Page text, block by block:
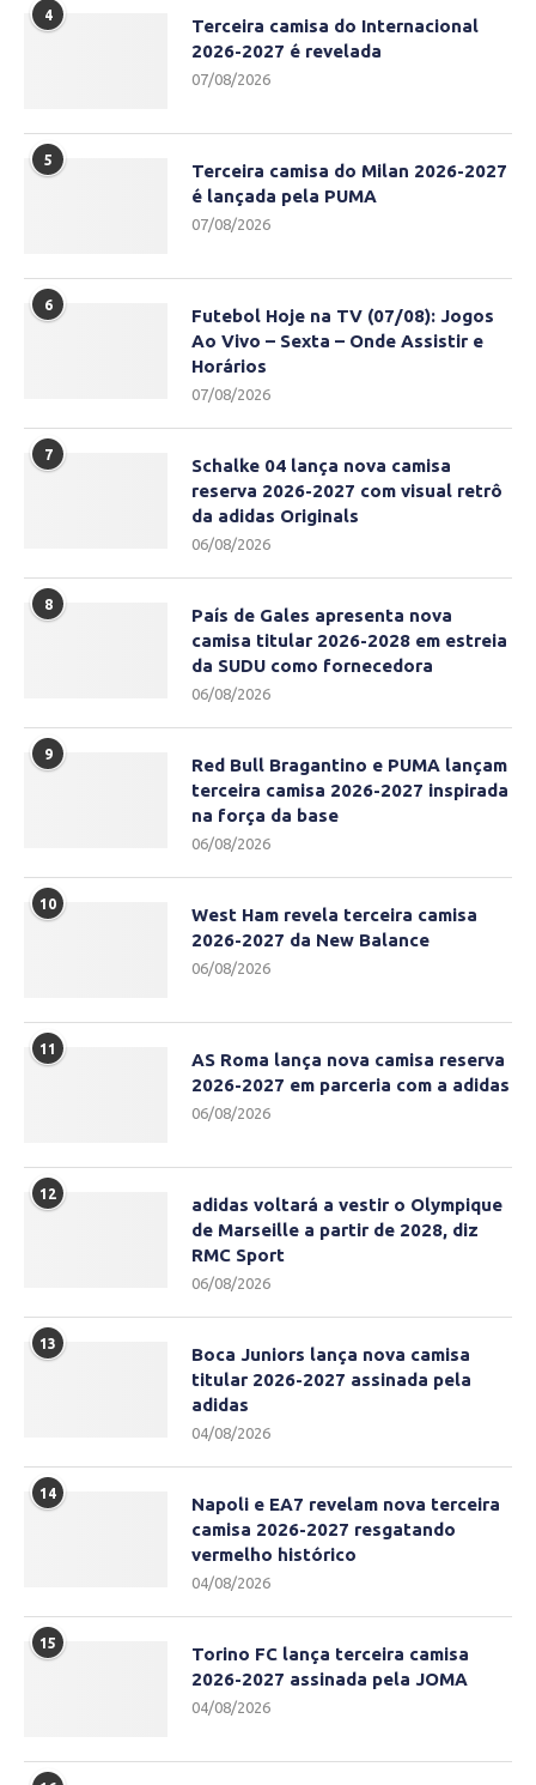
4
Terceira camisa do Internacional
2026-2027 é revelada
07/08/2026
5
Terceira camisa do Milan 2026-2027
é lançada pela PUMA
07/08/2026
6
Futebol Hoje na TV (07/08): Jogos
Ao Vivo – Sexta – Onde Assistir e
Horários
07/08/2026
7
Schalke 04 lança nova camisa
reserva 2026-2027 com visual retrô
da adidas Originals
06/08/2026
8
País de Gales apresenta nova
camisa titular 2026-2028 em estreia
da SUDU como fornecedora
06/08/2026
9
Red Bull Bragantino e PUMA lançam
terceira camisa 2026-2027 inspirada
na força da base
06/08/2026
10
West Ham revela terceira camisa
2026-2027 da New Balance
06/08/2026
11
AS Roma lança nova camisa reserva
2026-2027 em parceria com a adidas
06/08/2026
12
adidas voltará a vestir o Olympique
de Marseille a partir de 2028, diz
RMC Sport
06/08/2026
13
Boca Juniors lança nova camisa
titular 2026-2027 assinada pela
adidas
04/08/2026
14
Napoli e EA7 revelam nova terceira
camisa 2026-2027 resgatando
vermelho histórico
04/08/2026
15
Torino FC lança terceira camisa
2026-2027 assinada pela JOMA
04/08/2026